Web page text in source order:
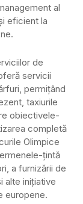
al
eficient la
de
servicii
permiţând
taxiurile
obiectivele-
completă
Olimpice
ţintă
a furnizării de
alte iniţiative
europene.